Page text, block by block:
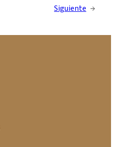
Siguiente →